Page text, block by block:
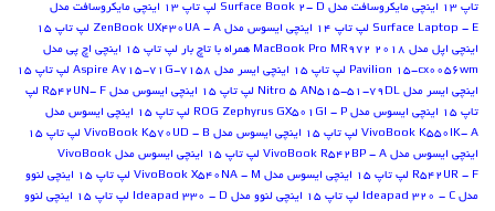
تاپ 13 اینچی مایکروسافت مدل Surface Book 2- D
لپ تاپ 13 اینچی مایکروسافت مدل
Surface Laptop - E لپ تاپ 14 اینچی ایسوس مدل ZenBook UX430UA - A
لپ تاپ 15
اینچی اپل مدل MacBook Pro MR972 2018 همراه با تاچ بار
لپ تاپ 15 اینچی اچ پی مدل
Pavilion 15-cx0056wm لپ تاپ 15 اینچی ایسر مدل Aspire A715-71G-7158
لپ تاپ 15
اینچی ایسر مدل Nitro 5 AN515-51-79DL
لپ تاپ 15 اینچی ایسوس مدل R542UN- F
لپ
تاپ 15 اینچی ایسوس مدل ROG Zephyrus GX501GI - P
لپ تاپ 15 اینچی ایسوس مدل
VivoBook K550IK- A لپ تاپ 15 اینچی ایسوس مدل VivoBook K570UD - B
لپ تاپ 15
اینچی ایسوس مدل VivoBook R542BP - A
لپ تاپ 15 اینچی ایسوس مدل VivoBook
R542UR - F لپ تاپ 15 اینچی ایسوس مدل VivoBook X540NA - M
لپ تاپ 15 اینچی لنوو
مدل Ideapad 320 - C
لپ تاپ 15 اینچی لنوو مدل Ideapad 330 - D
لپ تاپ 15 اینچی لنوو